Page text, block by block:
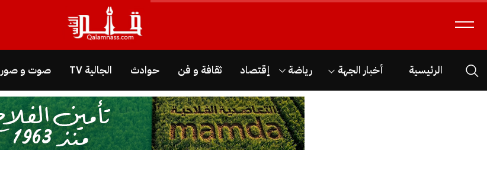
الرئيسية أخبار الجهة رياضة إقتصاد ثقافة و فن حوادث الجالية TV صوت و